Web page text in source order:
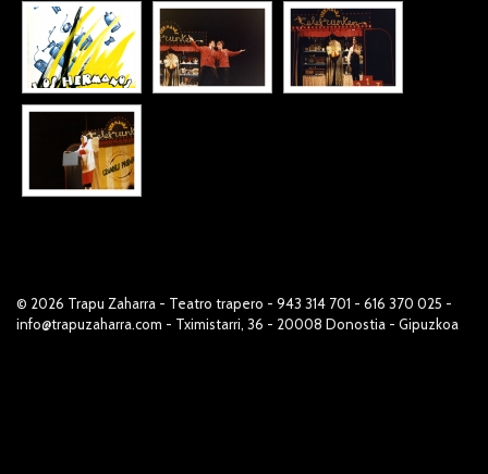
© 2026 Trapu Zaharra - Teatro trapero - 943 314 701 - 616 370 025 -
info@trapuzaharra.com - Tximistarri, 36 - 20008 Donostia - Gipuzkoa